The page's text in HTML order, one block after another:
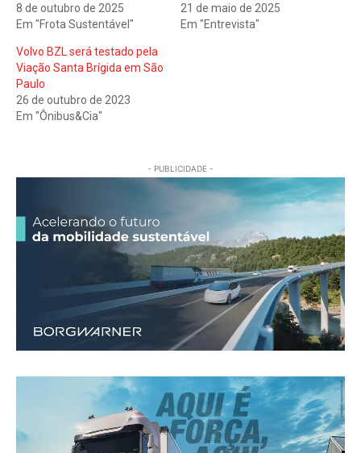
8 de outubro de 2025
Em "Frota Sustentável"
21 de maio de 2025
Em "Entrevista"
Volvo BZL será testado pela
Viação Santa Brígida em São
Paulo
26 de outubro de 2023
Em "Ônibus&Cia"
- PUBLICIDADE -